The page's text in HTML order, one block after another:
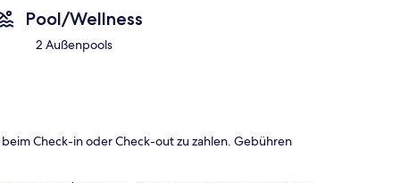
Pool/Wellness
2 Außenpools
Check-in oder Check-out zu zahlen. Gebühren